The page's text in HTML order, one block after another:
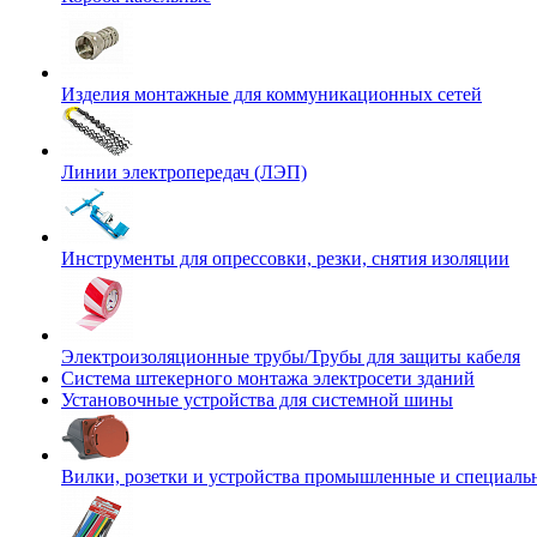
Изделия монтажные для коммуникационных сетей
Линии электропередач (ЛЭП)
Инструменты для опрессовки, резки, снятия изоляции
Электроизоляционные трубы/Трубы для защиты кабеля
Система штекерного монтажа электросети зданий
Установочные устройства для системной шины
Вилки, розетки и устройства промышленные и